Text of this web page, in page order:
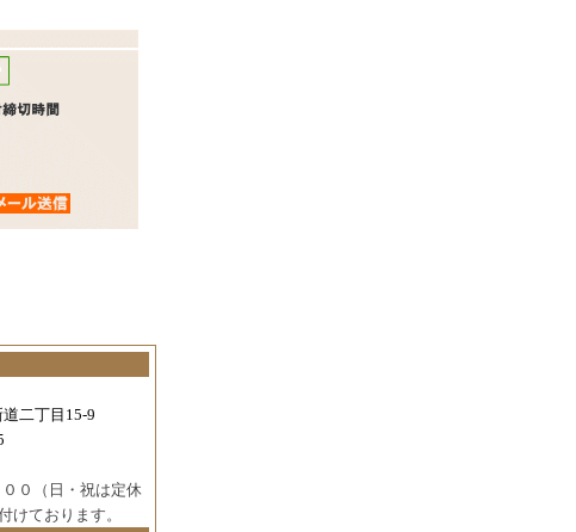
二丁目15-9
０（日・祝は定休
けております。